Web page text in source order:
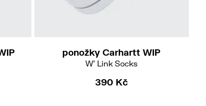
ponožky Carhartt WIP
W' Link Socks
390 Kč